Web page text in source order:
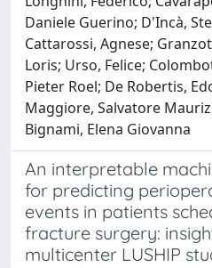
Daniele Guerino; D'Incà,
Cattarossi, Agnese;
Loris; Urso, Felice;
Pieter Roel; De Robertis,
Maggiore, Salvatore
Bignami, Elena Giovanna
An interpretable
for predicting
events in patients
fracture surgery:
multicenter LUSHIP